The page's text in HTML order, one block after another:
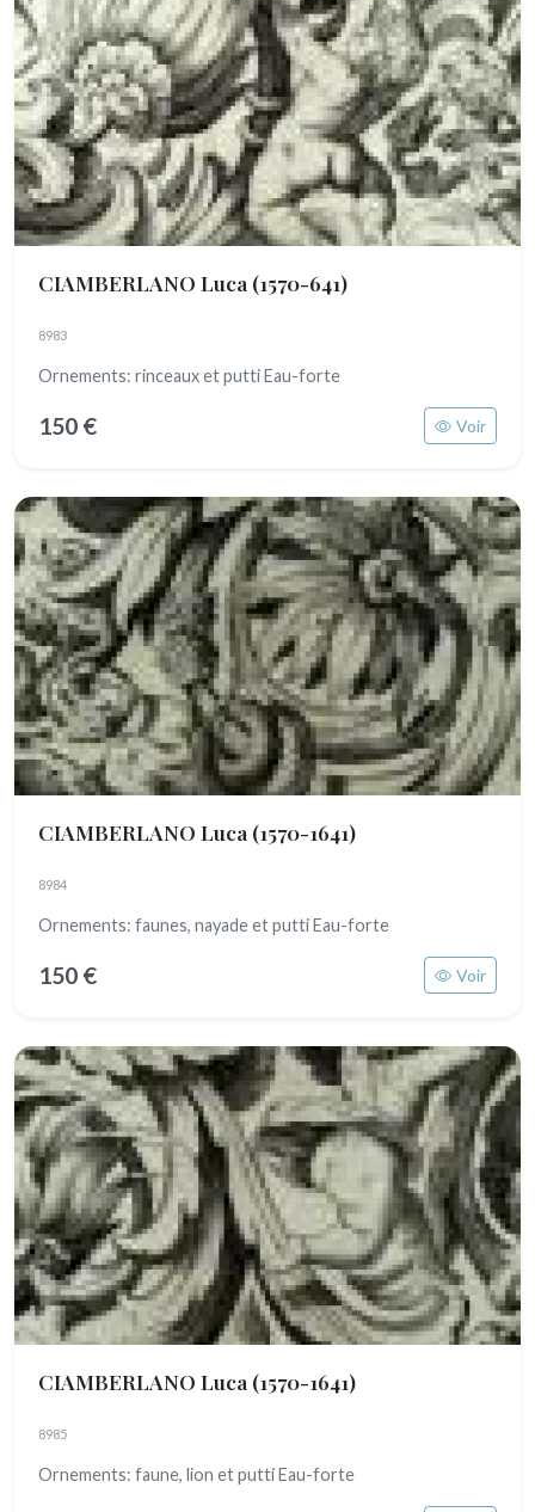
CIAMBERLANO Luca (1570-641)
8983
Ornements: rinceaux et putti Eau-forte
150 € Voir
CIAMBERLANO Luca (1570-1641)
8984
Ornements: faunes, nayade et putti Eau-forte
150 € Voir
CIAMBERLANO Luca (1570-1641)
8985
Ornements: faune, lion et putti Eau-forte